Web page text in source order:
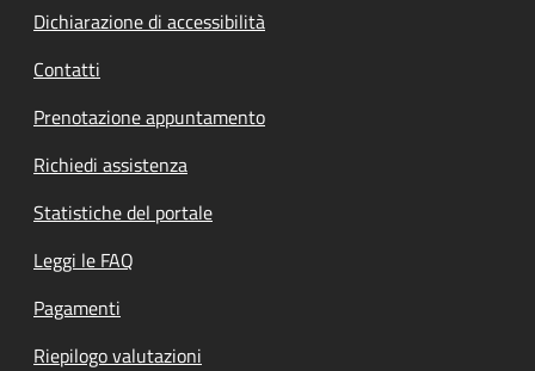
Dichiarazione di accessibilità
Contatti
Prenotazione appuntamento
Richiedi assistenza
Statistiche del portale
Leggi le FAQ
Pagamenti
Riepilogo valutazioni